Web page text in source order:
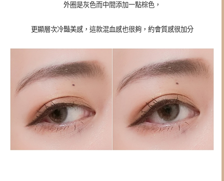
外圈是灰色而中間添加一點棕色，
更顯層次冷豔美感，這款混血感也很夠，約會質感很加分